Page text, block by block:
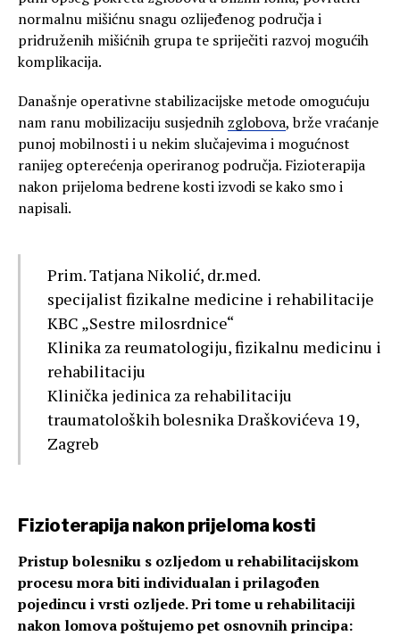
normalnu mišićnu snagu ozlijeđenog područja i
pridruženih mišićnih grupa te spriječiti razvoj mogućih
komplikacija.
Današnje operativne stabilizacijske metode omogućuju
nam ranu mobilizaciju susjednih zglobova, brže vraćanje
punoj mobilnosti i u nekim slučajevima i mogućnost
ranijeg opterećenja operiranog područja. Fizioterapija
nakon prijeloma bedrene kosti izvodi se kako smo i
napisali.
Prim. Tatjana Nikolić, dr.med.
specijalist fizikalne medicine i rehabilitacije
KBC „Sestre milosrdnice“
Klinika za reumatologiju, fizikalnu medicinu i
rehabilitaciju
Klinička jedinica za rehabilitaciju
traumatoloških bolesnika Draškovićeva 19,
Zagreb
Fizioterapija nakon prijeloma kosti
Pristup bolesniku s ozljedom u rehabilitacijskom
procesu mora biti individualan i prilagođen
pojedincu i vrsti ozljede. Pri tome u rehabilitaciji
nakon lomova poštujemo pet osnovnih principa: